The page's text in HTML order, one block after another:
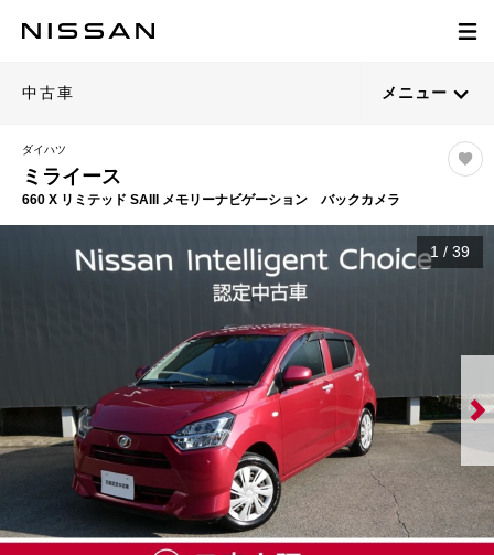
中古車 メニュー
ダイハツ
ミライース
660 X リミテッド SAIII メモリーナビゲーション バックカメラ
1 / 39